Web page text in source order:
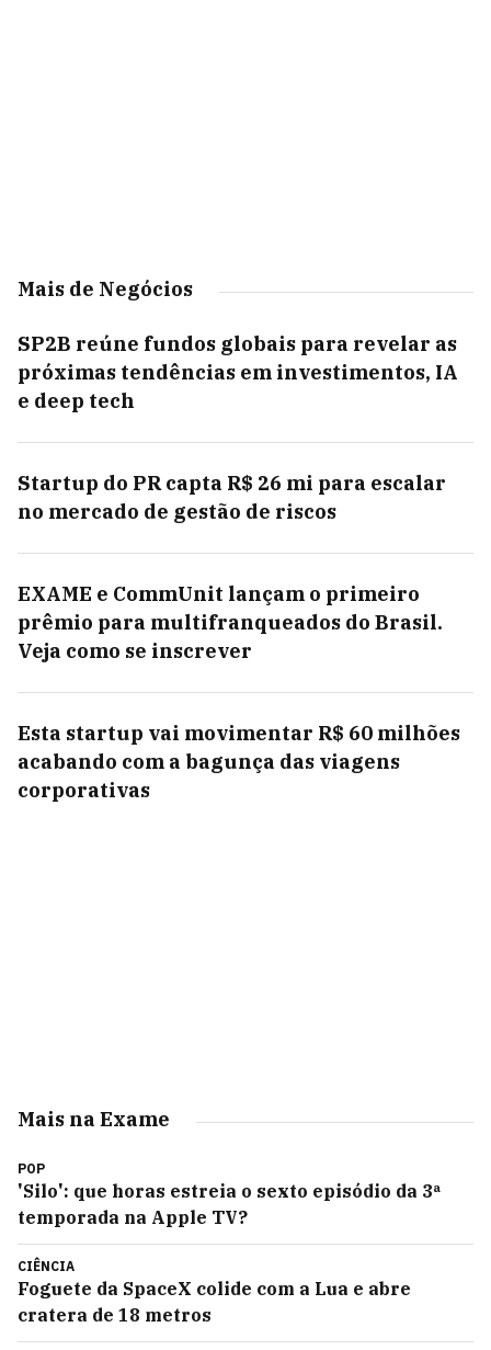
Mais de Negócios
SP2B reúne fundos globais para revelar as
próximas tendências em investimentos, IA
e deep tech
Startup do PR capta R$ 26 mi para escalar
no mercado de gestão de riscos
EXAME e CommUnit lançam o primeiro
prêmio para multifranqueados do Brasil.
Veja como se inscrever
Esta startup vai movimentar R$ 60 milhões
acabando com a bagunça das viagens
corporativas
Mais na Exame
POP
'Silo': que horas estreia o sexto episódio da 3ª
temporada na Apple TV?
CIÊNCIA
Foguete da SpaceX colide com a Lua e abre
cratera de 18 metros